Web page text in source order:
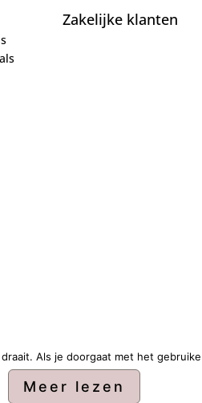
Zakelijke klanten
Als je doorgaat met het
Meer lezen